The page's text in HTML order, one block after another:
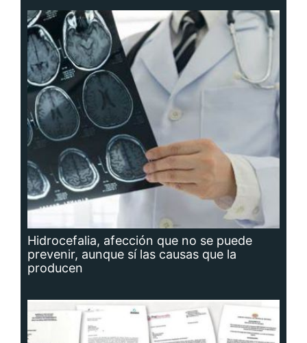
Hidrocefalia, afección que no se puede
prevenir, aunque sí las causas que la
producen